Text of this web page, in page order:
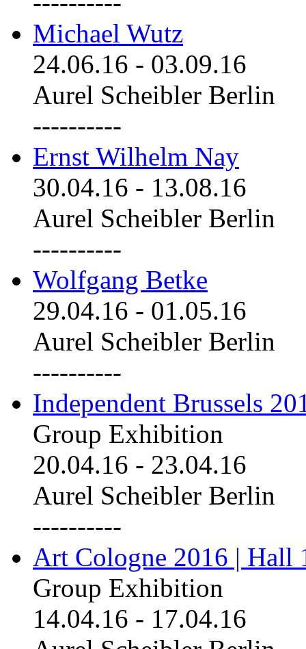
Michael Wutz
24.06.16 - 03.09.16
Aurel Scheibler Berlin
----------
Ernst Wilhelm Nay
30.04.16 - 13.08.16
Aurel Scheibler Berlin
----------
Wolfgang Betke
29.04.16 - 01.05.16
Aurel Scheibler Berlin
----------
Independent Brussels
Group Exhibition
20.04.16 - 23.04.16
Aurel Scheibler Berlin
----------
Art Cologne 2016 | Hall
Group Exhibition
14.04.16 - 17.04.16